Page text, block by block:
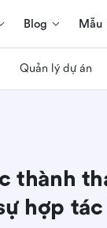
Blog Mẫu
Quản lý dự án
thành
hợp tác